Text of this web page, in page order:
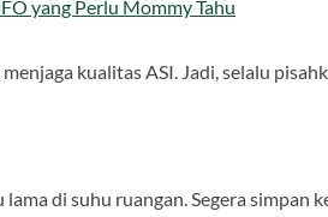
yang Perlu Mommy Tahu
kualitas ASI. Jadi, selalu
di suhu ruangan. Segera simpan